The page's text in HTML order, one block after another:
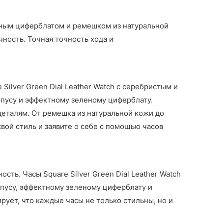
циферблатом и ремешком из натуральной
Точная точность хода и
Green Dial Leather Watch с серебристым и
и эффектному зеленому циферблату.
От ремешка из натуральной кожи до
стиль и заявите о себе с помощью часов
Часы Square Silver Green Dial Leather Watch
эффектному зеленому циферблату и
что каждые часы не только стильны, но и